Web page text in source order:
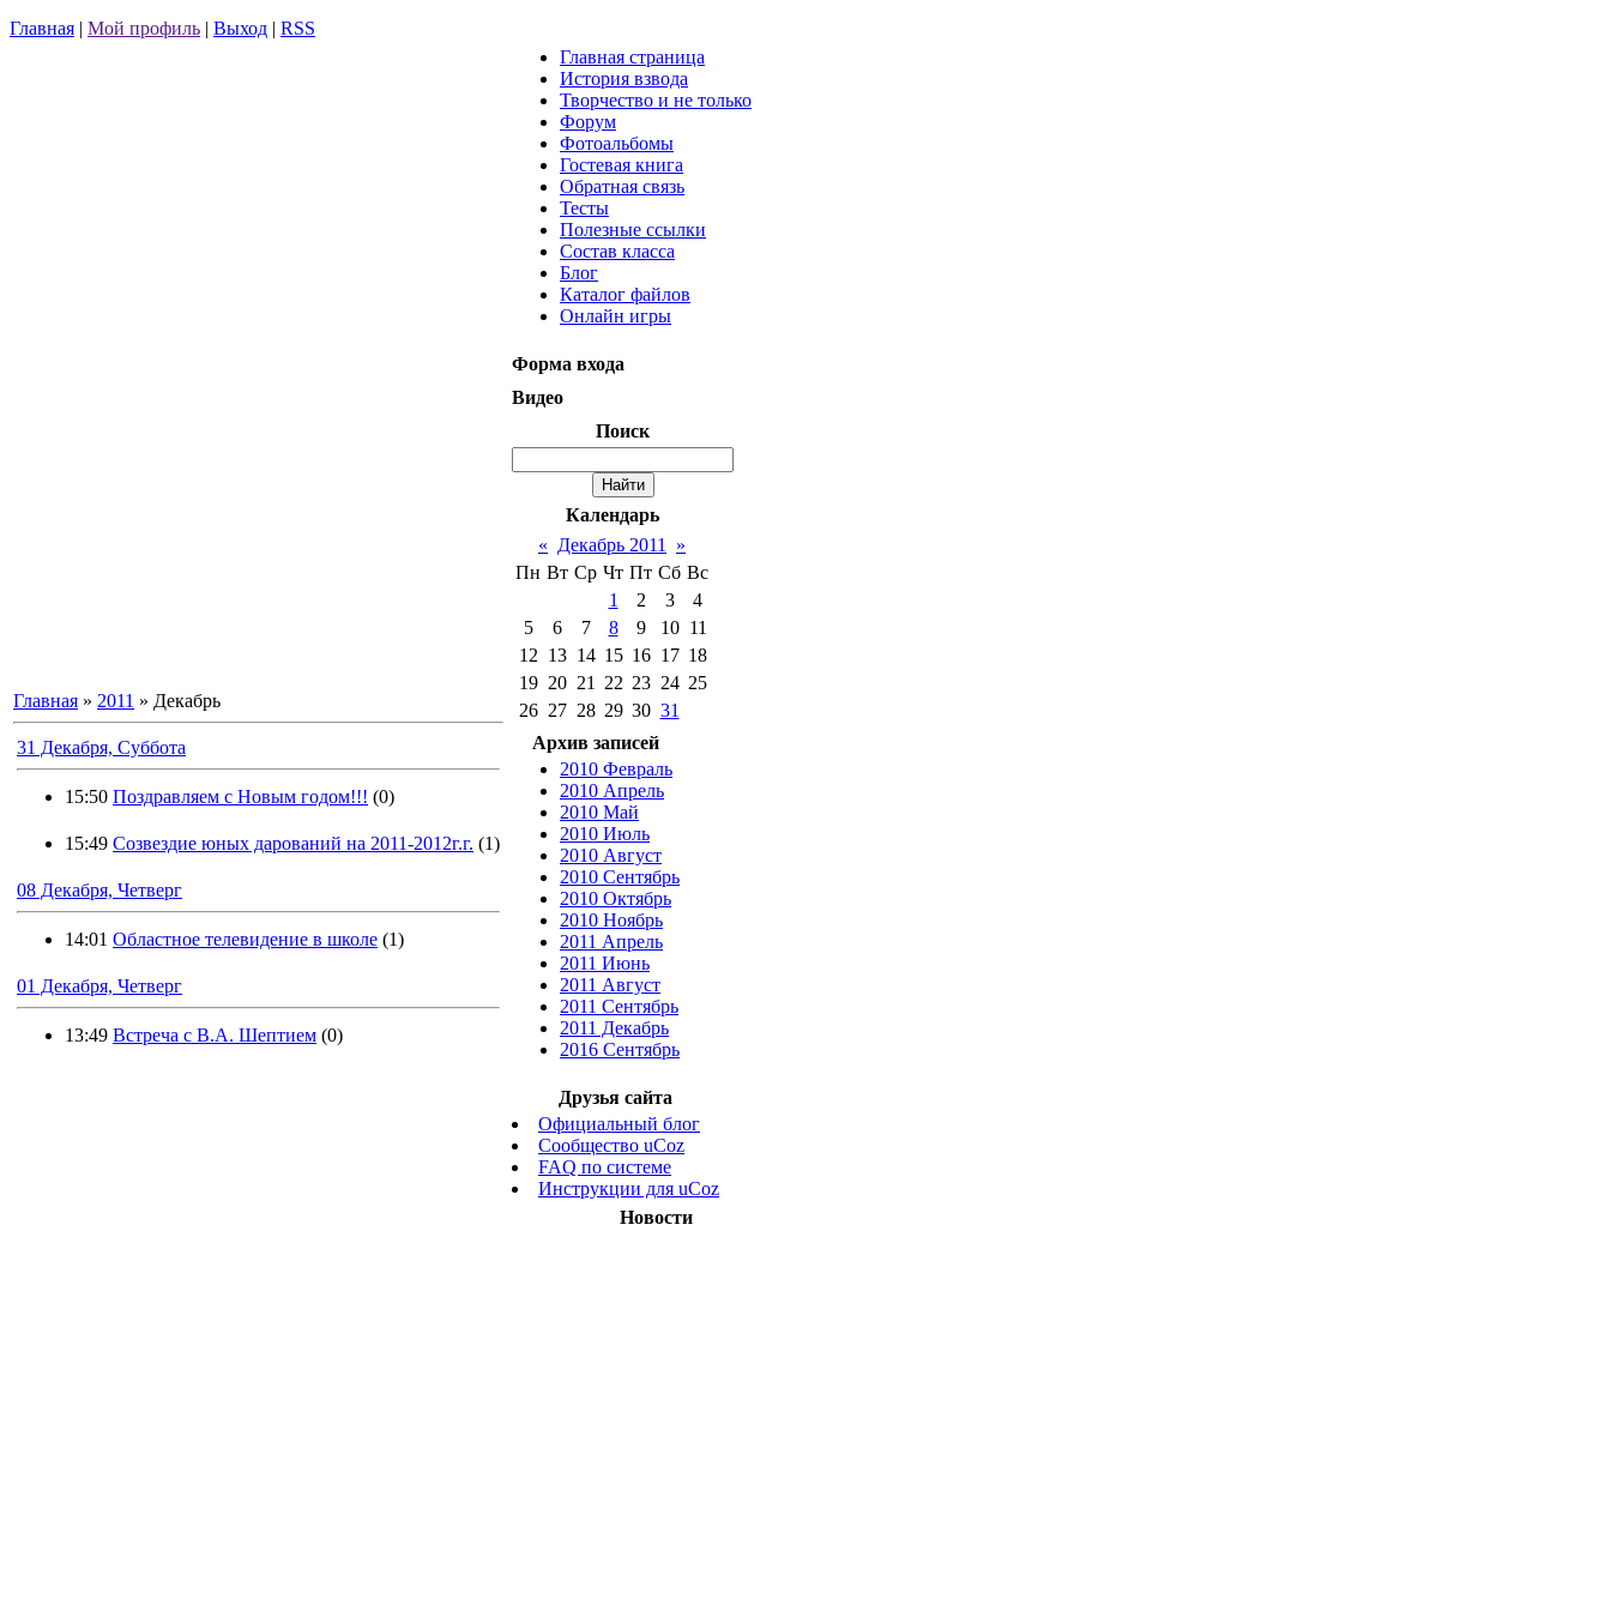
Главная | Мой профиль | Выход | RSS
Главная » 2011 » Декабрь
31 Декабря, Суббота
15:50 Поздравляем с Новым годом!!! (0)
15:49 Созвездие юных дарований на 2011-2012г.г. (1)
08 Декабря, Четверг
14:01 Областное телевидение в школе (1)
01 Декабря, Четверг
13:49 Встреча с В.А. Шептием (0)
Главная страница
История взвода
Творчество и не только
Форум
Фотоальбомы
Гостевая книга
Обратная связь
Тесты
Полезные ссылки
Состав класса
Блог
Каталог файлов
Онлайн игры
Форма входа
Видео
Поиск
Календарь
« Декабрь 2011
»
Пн Вт Ср Чт Пт Сб Вс
1
2 3
4
5
6 7 8 9 10 11
12 13 14 15 16 17 18
19 20 21 22 23 24 25
26 27 28 29 30 31
Архив записей
2010 Февраль
2010 Апрель
2010 Май
2010 Июль
2010 Август
2010 Сентябрь
2010 Октябрь
2010 Ноябрь
2011 Апрель
2011 Июнь
2011 Август
2011 Сентябрь
2011 Декабрь
2016 Сентябрь
Друзья сайта
Официальный блог
Сообщество uCoz
FAQ по системе
Инструкции для uCoz
Новости